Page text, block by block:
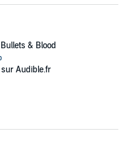
& Blood
sur Audible.fr